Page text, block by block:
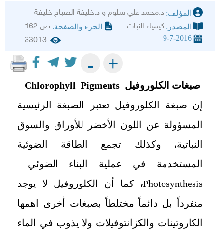
المؤلف: د.محمد علي سلوم و د.خليفة الصباح خليفة
المصدر: كيمياء النبات الجزء والصفحة: ص 162
9-7-2016
33013
+
-
صبغات الكلوروفيل Chlorophyll Pigments
إن صبغة الكلوروفيل تعتبر الصبغة الرئيسية
المسؤولة عن اللون الأخضر للأوراق والسوق
النباتية، وكذلك تجمع الطاقة الضوئية
المستخدمة في عملية البناء الضوئي
Photosynthesis، كما أن الكلوروفيل لا يوجد
منفرداً بل دائماً مختلطاً بصبغات أخرى اهمها
الكاروتينات والكزانتوفيلات ولا يذوب في الماء